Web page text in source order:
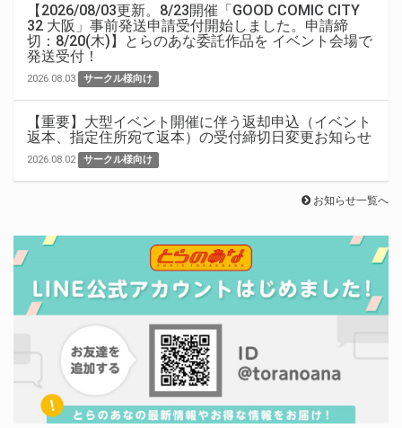
【2026/08/03更新。8/23開催「GOOD COMIC CITY
32 大阪」事前発送申請受付開始しました。申請締
切：8/20(木)】とらのあな委託作品を イベント会場で
発送受付！
2026.08.03 サークル様向け
【重要】大型イベント開催に伴う返却申込（イベント
返本、指定住所宛て返本）の受付締切日変更お知らせ
2026.08.02 サークル様向け
お知らせ一覧へ